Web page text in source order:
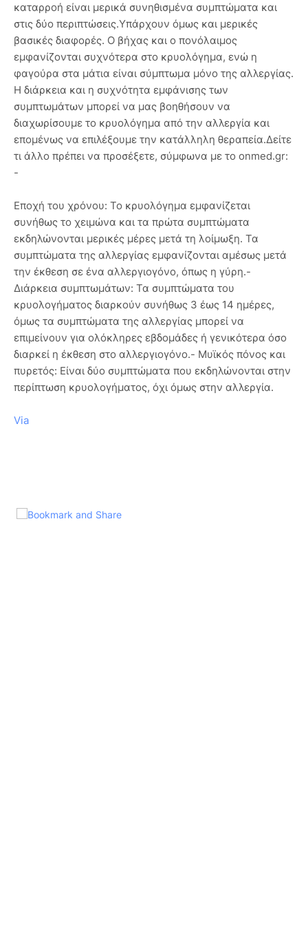
καταρροή είναι μερικά συνηθισμένα συμπτώματα και
στις δύο περιπτώσεις.Υπάρχουν όμως και μερικές
βασικές διαφορές. Ο βήχας και ο πονόλαιμος
εμφανίζονται συχνότερα στο κρυολόγημα, ενώ η
φαγούρα στα μάτια είναι σύμπτωμα μόνο της αλλεργίας.
Η διάρκεια και η συχνότητα εμφάνισης των
συμπτωμάτων μπορεί να μας βοηθήσουν να
διαχωρίσουμε το κρυολόγημα από την αλλεργία και
επομένως να επιλέξουμε την κατάλληλη θεραπεία.Δείτε
τι άλλο πρέπει να προσέξετε, σύμφωνα με το onmed.gr:
-
Εποχή του χρόνου: Το κρυολόγημα εμφανίζεται
συνήθως το χειμώνα και τα πρώτα συμπτώματα
εκδηλώνονται μερικές μέρες μετά τη λοίμωξη. Τα
συμπτώματα της αλλεργίας εμφανίζονται αμέσως μετά
την έκθεση σε ένα αλλεργιογόνο, όπως η γύρη.-
Διάρκεια συμπτωμάτων: Τα συμπτώματα του
κρυολογήματος διαρκούν συνήθως 3 έως 14 ημέρες,
όμως τα συμπτώματα της αλλεργίας μπορεί να
επιμείνουν για ολόκληρες εβδομάδες ή γενικότερα όσο
διαρκεί η έκθεση στο αλλεργιογόνο.- Μυϊκός πόνος και
πυρετός: Είναι δύο συμπτώματα που εκδηλώνονται στην
περίπτωση κρυολογήματος, όχι όμως στην αλλεργία.
Via